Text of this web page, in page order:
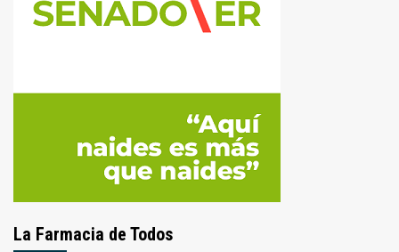
La Farmacia de Todos